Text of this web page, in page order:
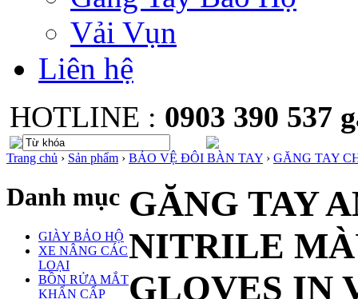
Vải Vụn
Liên hệ
HOTLINE : 0903 390 537
Trang chủ › Sản phẩm › BẢO VỆ ĐÔI BÀN TAY › GĂNG TAY
Danh mục
GIÀY BẢO HỘ
XE NÂNG CÁC
LOẠI
BỒN RỬA MẮT
KHẨN CẤP
GĂNG TAY
NITRILE
GLOVES IN